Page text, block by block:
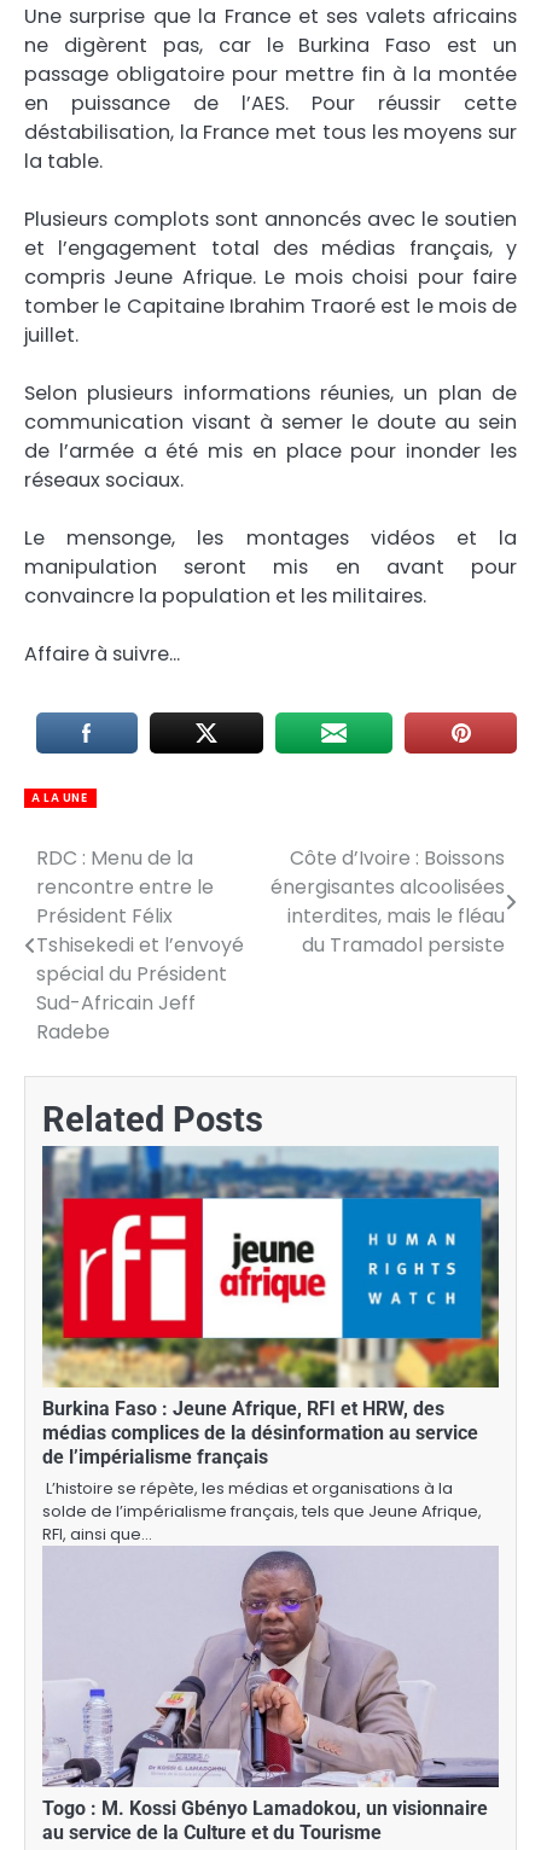
Une surprise que la France et ses valets africains
ne digèrent pas, car le Burkina Faso est un
passage obligatoire pour mettre fin à la montée
en puissance de l’AES. Pour réussir cette
déstabilisation, la France met tous les moyens sur
la table.
Plusieurs complots sont annoncés avec le soutien
et l’engagement total des médias français, y
compris Jeune Afrique. Le mois choisi pour faire
tomber le Capitaine Ibrahim Traoré est le mois de
juillet.
Selon plusieurs informations réunies, un plan de
communication visant à semer le doute au sein
de l’armée a été mis en place pour inonder les
réseaux sociaux.
Le mensonge, les montages vidéos et la
manipulation seront mis en avant pour
convaincre la population et les militaires.
Affaire à suivre…
A LA UNE
Navigation
de
l’article
RDC : Menu de la
rencontre entre le
Président Félix
Tshisekedi et l’envoyé
spécial du Président
Sud-Africain Jeff
Radebe
Côte d’Ivoire : Boissons
énergisantes alcoolisées
interdites, mais le fléau
du Tramadol persiste
Related Posts
Burkina Faso : Jeune Afrique, RFI et HRW, des
médias complices de la désinformation au service
de l’impérialisme français
L’histoire se répète, les médias et organisations à la
solde de l’impérialisme français, tels que Jeune Afrique,
RFI, ainsi que…
Togo : M. Kossi Gbényo Lamadokou, un visionnaire
au service de la Culture et du Tourisme